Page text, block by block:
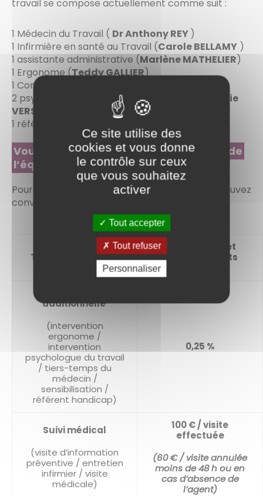
travail se compose actuellement comme suit :
1 Médecin du Travail ( Dr Anthony REY )
1 Infirmière en santé au Travail (Carole BELLAMY )
1 assistante administrative (Marlène MATHELIER)
1 Ergonome (Teddy GALLIER)
1 Conseiller en prévention (
)
2 psychologues du travail vacataires (
Stéphanie
VERSEPUY et Florian WYNNE)
1 référente handicap (
Vous souhaitez bénéficier des actions de
l’équipe pluridisciplinaire ?
Pour bénéficier de ces services, vous pouvez
conventionner au service santé au travail.
Tarifs 2024- 2025 *
Collectivités et
établissements
additionnelle
(intervention
ergonome /
intervention
psychologue du travail
/ tiers-temps du
médecin /
sensibilisation /
référent handicap)
0,25 %
Suivi médical
(visite d’information
préventive / entretien
infirmier / visite
médicale)
100 € / visite
effectuée
(60 € / visite annulée
moins de 48 h ou en
cas d’absence de
l’agent)
Ce site utilise des
cookies et vous donne
le contrôle sur ceux
que vous souhaitez
activer
Tout accepter
Tout refuser
Personnaliser